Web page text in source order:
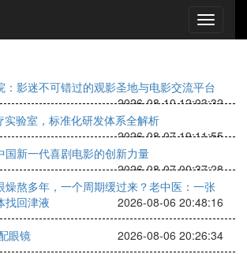
：影迷不可错过的观影圣地与电影交流平台
2026-08-10 12:03:32
实验室，标准化研发体系全解析
2026-08-07 19:11:55
国新一代喜剧电影的创新力量
2026-08-07 00:37:28
燥熬多年，一个周期缓过来？老中医：一张
找回津液
2026-08-06 20:48:16
眼镜 2026-08-06 20:26:34